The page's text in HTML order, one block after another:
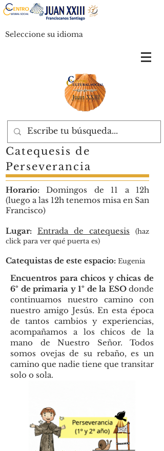
Seleccione su idioma
Catequesis de
Perseverancia
Horario:Domingos de 11 a 12h
(luego a las 12h tenemos misa en San
Francisco)
Lugar: Entrada de catequesis
(haz
click para ver qué puerta es)
Catequistas de este espacio: Eugenia
Encuentros para chicos y chicas de
6º de primaria y 1º de la ESO donde
continuamos nuestro camino con
nuestro amigo Jesús. En esta época
de tantos cambios y experiencias,
acompañamos a los chicos de la
mano de Nuestro Señor. Todos
somos ovejas de su rebaño, es un
camino que nadie tiene que transitar
solo o sola.